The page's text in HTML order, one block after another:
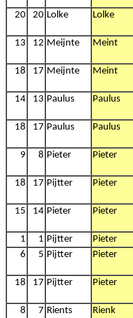
20 20 Lolke Lolke
13 12 Meijnte Meint
18 17 Meijnte Meint
14 13 Paulus Paulus
18 17 Paulus Paulus
9 8 Pieter Pieter
18 17 Pijtter Pieter
15 14 Pieter Pieter
1 1 Pijtter Pieter
6
5 Pijtter Pieter
18 17 Pijtter Pieter
8 7 Rients Rienk